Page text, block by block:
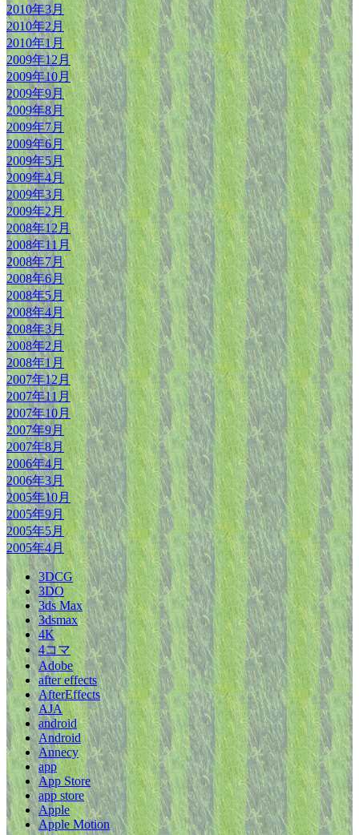
2010年3月
2010年2月
2010年1月
2009年12月
2009年10月
2009年9月
2009年8月
2009年7月
2009年6月
2009年5月
2009年4月
2009年3月
2009年2月
2008年12月
2008年11月
2008年7月
2008年6月
2008年5月
2008年4月
2008年3月
2008年2月
2008年1月
2007年12月
2007年11月
2007年10月
2007年9月
2007年8月
2006年4月
2006年3月
2005年10月
2005年9月
2005年5月
2005年4月
3DCG
3DO
3ds Max
3dsmax
4K
4コマ
Adobe
after effects
AfterEffects
AJA
android
Android
Annecy
app
App Store
app store
Apple
Apple Motion